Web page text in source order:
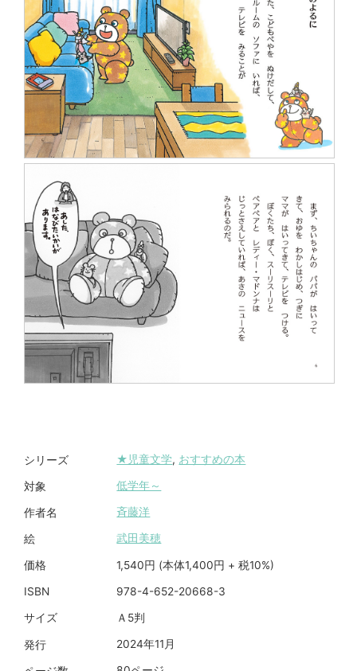
シリーズ ★児童文学, おすすめの本
対象 低学年～
作者名 斉藤洋
絵 武田美穂
価格 1,540円 (本体1,400円 + 税10%)
ISBN 978-4-652-20668-3
サイズ Ａ5判
発行 2024年11月